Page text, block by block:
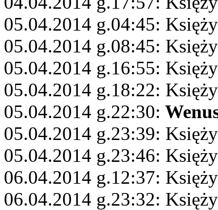
05.04.2014 g.04:45:
05.04.2014 g.08:45:
05.04.2014 g.16:55:
05.04.2014 g.18:22:
05.04.2014 g.22:30:
05.04.2014 g.23:39:
05.04.2014 g.23:46:
06.04.2014 g.12:37:
06.04.2014 g.23:32: